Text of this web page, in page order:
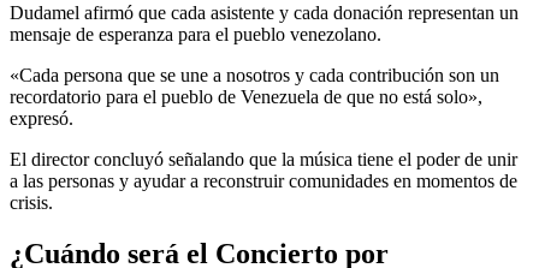
Dudamel afirmó que cada asistente y cada donación representan un
mensaje de esperanza para el pueblo venezolano.
«Cada persona que se une a nosotros y cada contribución son un
recordatorio para el pueblo de Venezuela de que no está solo»,
expresó.
El director concluyó señalando que la música tiene el poder de unir
a las personas y ayudar a reconstruir comunidades en momentos de
crisis.
¿Cuándo será el Concierto por